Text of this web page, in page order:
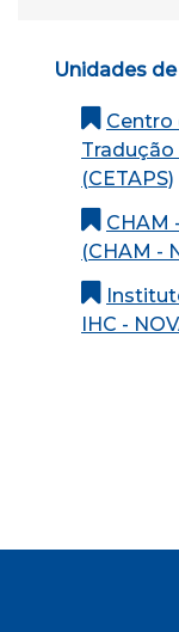
Unidades
Centro
(CETAPS)
CHAM
(CHAM -
IHC -